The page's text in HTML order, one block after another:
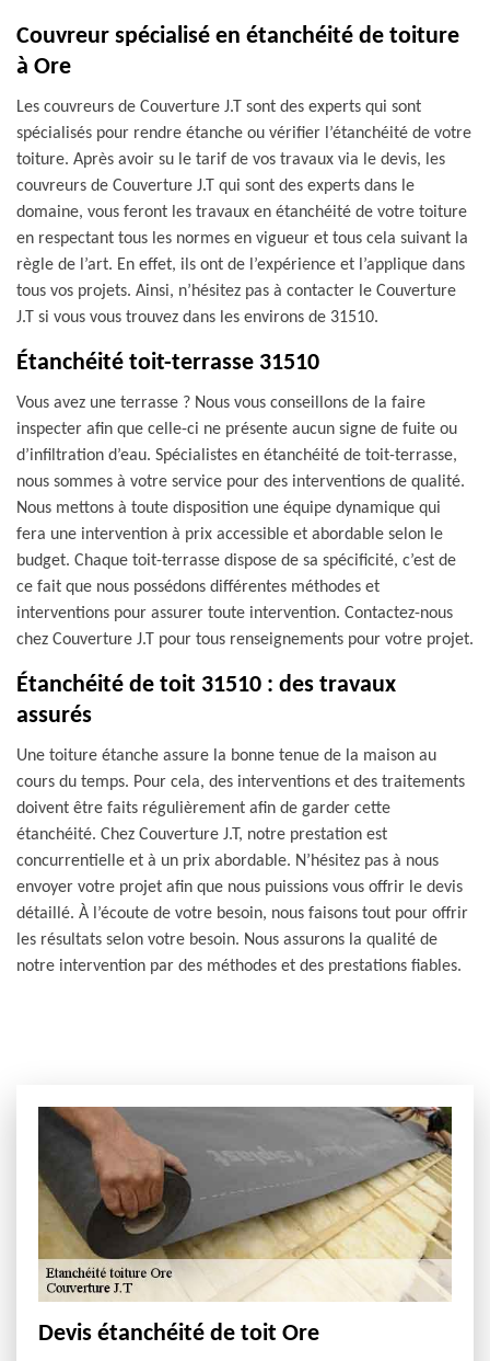
Couvreur spécialisé en étanchéité de toiture
à Ore
Les couvreurs de Couverture J.T sont des experts qui sont
spécialisés pour rendre étanche ou vérifier l’étanchéité de votre
toiture. Après avoir su le tarif de vos travaux via le devis, les
couvreurs de Couverture J.T qui sont des experts dans le
domaine, vous feront les travaux en étanchéité de votre toiture
en respectant tous les normes en vigueur et tous cela suivant la
règle de l’art. En effet, ils ont de l’expérience et l’applique dans
tous vos projets. Ainsi, n’hésitez pas à contacter le Couverture
J.T si vous vous trouvez dans les environs de 31510.
Étanchéité toit-terrasse 31510
Vous avez une terrasse ? Nous vous conseillons de la faire
inspecter afin que celle-ci ne présente aucun signe de fuite ou
d’infiltration d’eau. Spécialistes en étanchéité de toit-terrasse,
nous sommes à votre service pour des interventions de qualité.
Nous mettons à toute disposition une équipe dynamique qui
fera une intervention à prix accessible et abordable selon le
budget. Chaque toit-terrasse dispose de sa spécificité, c’est de
ce fait que nous possédons différentes méthodes et
interventions pour assurer toute intervention. Contactez-nous
chez Couverture J.T pour tous renseignements pour votre projet.
Étanchéité de toit 31510 : des travaux
assurés
Une toiture étanche assure la bonne tenue de la maison au
cours du temps. Pour cela, des interventions et des traitements
doivent être faits régulièrement afin de garder cette
étanchéité. Chez Couverture J.T, notre prestation est
concurrentielle et à un prix abordable. N’hésitez pas à nous
envoyer votre projet afin que nous puissions vous offrir le devis
détaillé. À l’écoute de votre besoin, nous faisons tout pour offrir
les résultats selon votre besoin. Nous assurons la qualité de
notre intervention par des méthodes et des prestations fiables.
Devis étanchéité de toit Ore